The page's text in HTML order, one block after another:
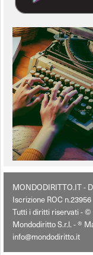
MONDODIRITTO.IT -
Iscrizione ROC n.23956
Tutti i diritti riservati - ©
Mondodiritto S.r.l. - ®
info@mondodiritto.it